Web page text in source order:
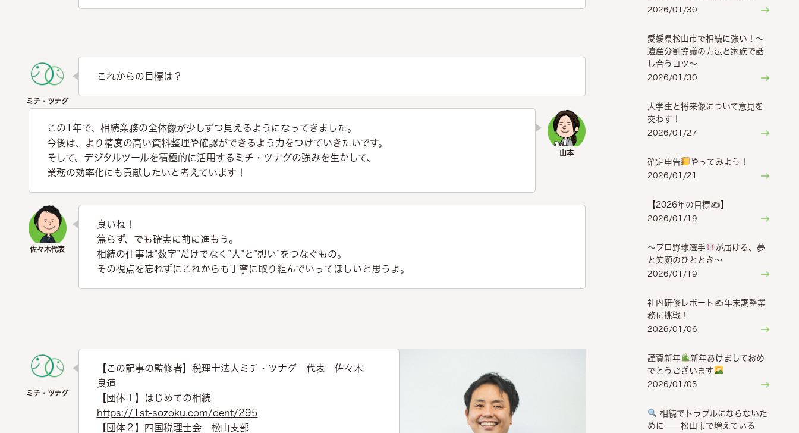
これからの目標は？
この1年で、相続業務の全体像が少しずつ見えるようになってきました。
今後は、より精度の高い資料整理や確認ができるよう力をつけていきたいです。
そして、デジタルツールを積極的に活用するミチ・ツナグの強みを生かして、
業務の効率化にも貢献したいと考えています！
良いね！
焦らず、でも確実に前に進もう。
相続の仕事は”数字”だけでなく”人”と”想い”をつなぐもの。
その視点を忘れずにこれからも丁寧に取り組んでいってほしいと思うよ。
【この記事の監修者】税理士法人ミチ・ツナグ 代表 佐々木
良道
【団体１】はじめての相続
https://1st-sozoku.com/dent/295
【団体２】四国税理士会 松山支部
2026/01/30
愛媛県松山市で相続に強い！～
遺産分割協議の方法と家族で話
し合うコツ～
2026/01/30
大学生と将来像について意見を
交わす！
2026/01/27
確定申告 やってみよう！
2026/01/21
【2026年の目標✍】
2026/01/19
〜プロ野球選手
が届ける、夢
と笑顔のひととき〜
2026/01/19
社内研修レポート✍年末調整業
務に挑戦！
2026/01/06
謹賀新年
新年あけましておめ
でとうございます
2026/01/05
相続でトラブルにならないた
めに──松山市で増えている